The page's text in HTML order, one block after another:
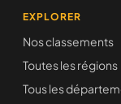
EXPLORER
Nos classements
Toutes les régions
Tous les